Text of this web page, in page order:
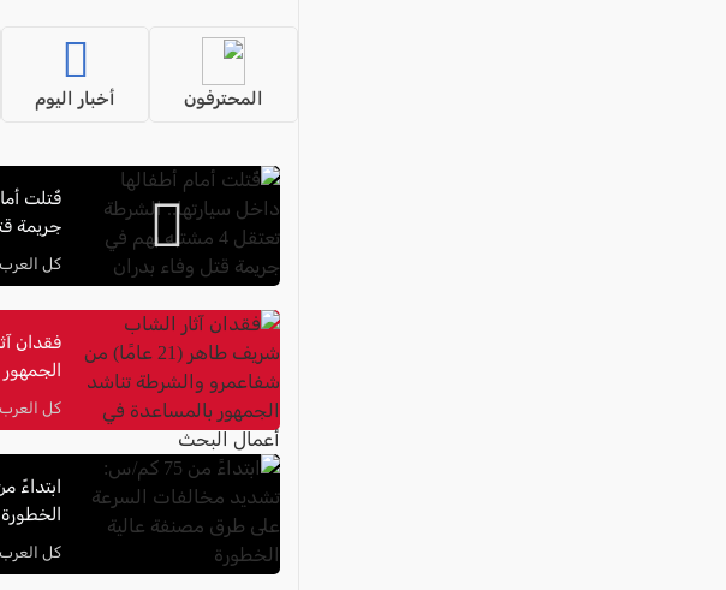
المحترفون أخبار اليوم
جريمة
كل العرب 12:37 09/08
كل العرب 12:21 09/08
الخطورة
كل العرب 10:12 09/08